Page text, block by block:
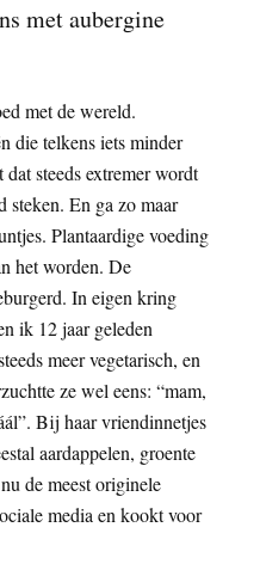
met aubergine
met de wereld.
die telkens iets minder
steeds extremer wordt
steken. En ga zo maar
Plantaardige voeding
het worden. De
In eigen kring
ik 12 jaar geleden
meer vegetarisch, en
ze wel eens: “mam,
Bij haar vriendinnetjes
aardappelen, groente
de meest originele
media en kookt voor